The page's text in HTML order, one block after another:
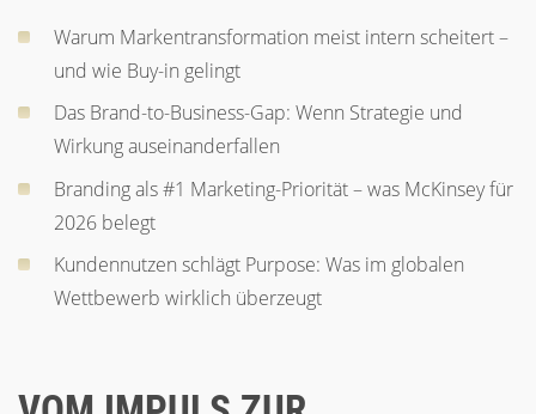
Warum Markentransformation meist intern scheitert –
und wie Buy-in gelingt
Das Brand-to-Business-Gap: Wenn Strategie und
Wirkung auseinanderfallen
Branding als #1 Marketing-Priorität – was McKinsey für
2026 belegt
Kundennutzen schlägt Purpose: Was im globalen
Wettbewerb wirklich überzeugt